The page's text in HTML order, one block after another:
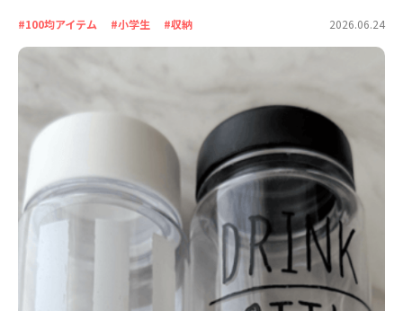
#100均アイテム #小学生 #収納 2026.06.24